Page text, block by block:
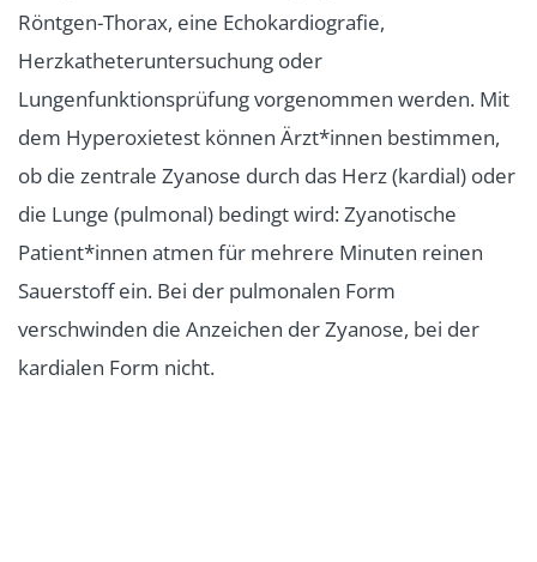
Röntgen-Thorax, eine Echokardiografie,
Herzkatheteruntersuchung oder
Lungenfunktionsprüfung vorgenommen werden. Mit
dem Hyperoxietest können Ärzt*innen bestimmen,
ob die zentrale Zyanose durch das Herz (kardial) oder
die Lunge (pulmonal) bedingt wird: Zyanotische
Patient*innen atmen für mehrere Minuten reinen
Sauerstoff ein. Bei der pulmonalen Form
verschwinden die Anzeichen der Zyanose, bei der
kardialen Form nicht.